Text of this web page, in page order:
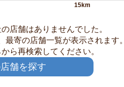
15km
店舗はありませんでした。
寄の店舗一覧が表示されます。
ら再検索してください。
舗を探す